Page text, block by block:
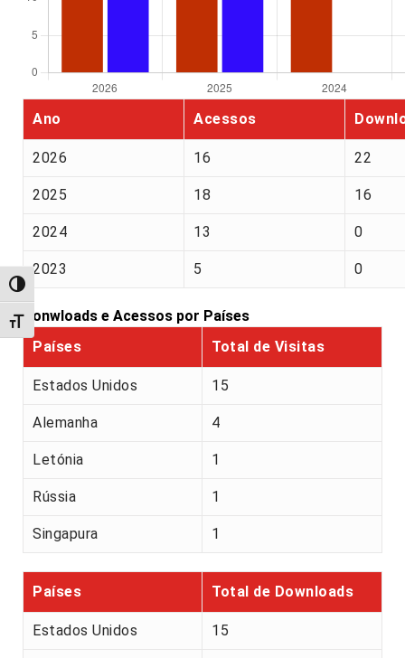
Alternar alto contraste
Alternar tamanho da fonte
Ano Acessos
2026 16 22
2025 18 16
2024 13 0
2023 5 0
Donwloads e Acessos por Países
Países
Total de Visitas
Estados Unidos 15
Alemanha 4
Letónia 1
Rússia 1
Singapura 1
Países Total de Downloads
Estados Unidos 15